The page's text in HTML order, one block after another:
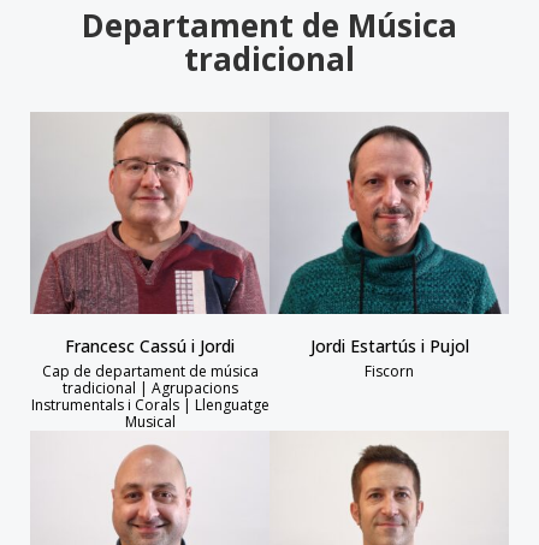
Departament de Música
tradicional
Francesc Cassú i Jordi
Cap de departament de música
tradicional | Agrupacions
Instrumentals i Corals | Llenguatge
Musical
Jordi Estartús i Pujol
Fiscorn